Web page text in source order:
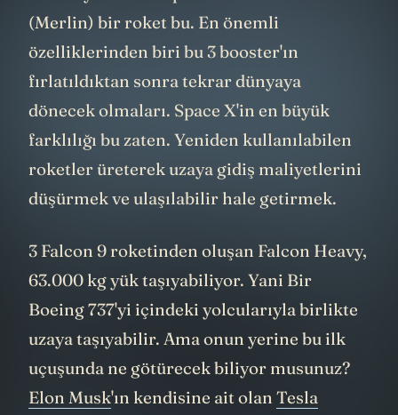
(Merlin) bir roket bu. En önemli
özelliklerinden biri bu 3 booster'ın
fırlatıldıktan sonra tekrar dünyaya
dönecek olmaları. Space X'in en büyük
farklılığı bu zaten. Yeniden kullanılabilen
roketler üreterek uzaya gidiş maliyetlerini
düşürmek ve ulaşılabilir hale getirmek.
3 Falcon 9 roketinden oluşan Falcon Heavy,
63.000 kg yük taşıyabiliyor. Yani Bir
Boeing 737'yi içindeki yolcularıyla birlikte
uzaya taşıyabilir. Ama onun yerine bu ilk
uçuşunda ne götürecek biliyor musunuz?
Elon Musk'ın kendisine ait olan Tesla